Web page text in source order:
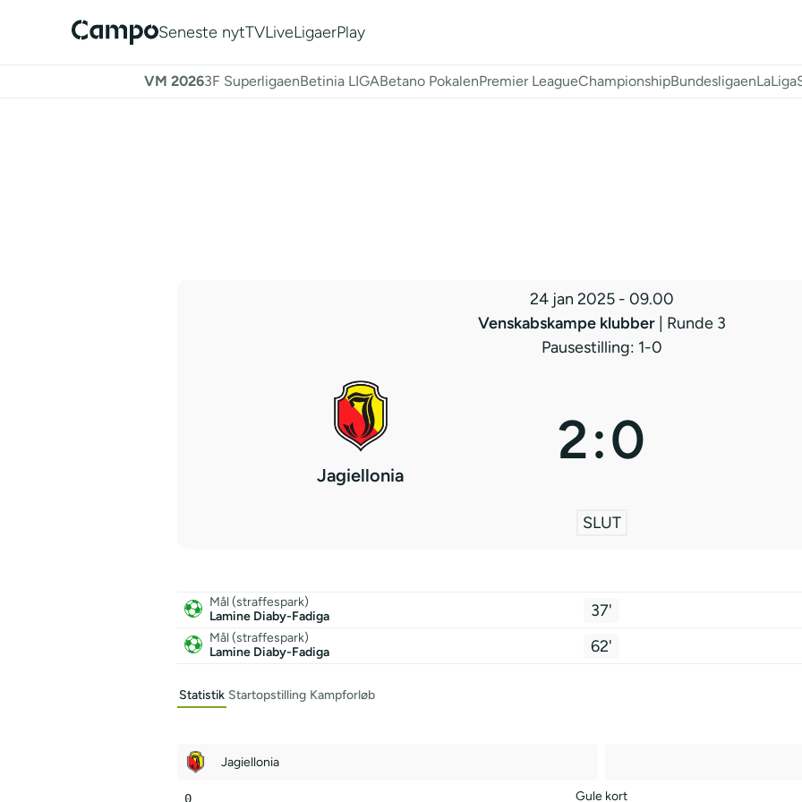
Seneste nytTVLiveLigaerPlay
VM 20263F SuperligaenBetinia LIGABetano PokalenPremier LeagueChampionshipBundesligaenLaLiga
24 jan 2025 - 09.00
Venskabskampe klubber
| Runde 3
Pausestilling: 1-0
Jagiellonia
2:0
SLUT
Mål (straffespark)
Lamine Diaby-Fadiga
37'
Mål (straffespark)
Lamine Diaby-Fadiga
62'
Statistik Startopstilling Kampforløb
Jagiellonia
0 Gule kort